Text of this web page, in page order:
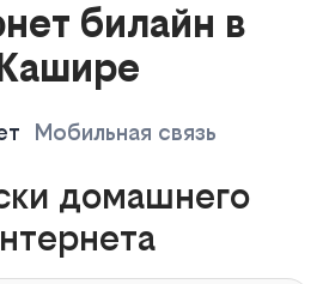
билайн в
Мобильная связь
домашнего